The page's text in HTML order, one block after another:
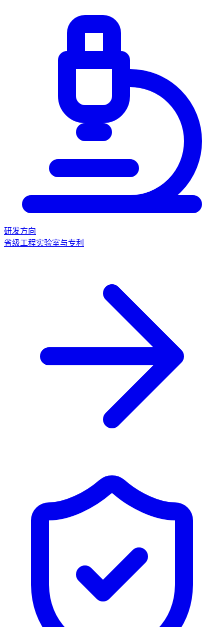
研发方向
省级工程实验室与专利